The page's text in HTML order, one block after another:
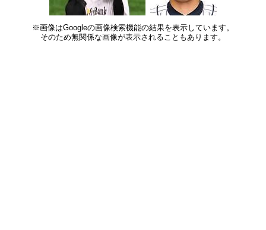
※画像はGoogleの画像検索機能の結果を表示しています。
そのため無関係な画像が表示されることもあります。